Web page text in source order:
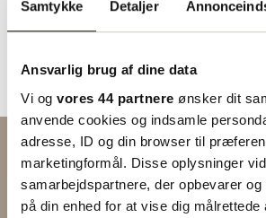
Samtykke Detaljer
Ansvarlig brug af dine data
Vi og vores 44 partnere ønsker dit
anvende cookies og indsamle
adresse, ID og din browser til
marketingformål. Disse oplysninger
samarbejdspartnere, der opbevarer
på din enhed for at vise dig målrettede
Kontakt os via formularen